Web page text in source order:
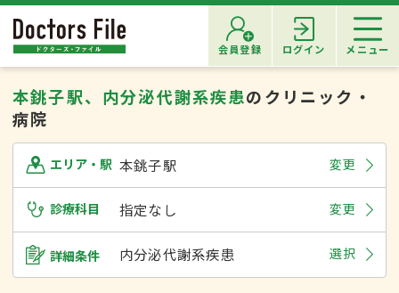
会員登録 ログイン メニュー
本銚子駅、内分泌代謝系疾患のクリニック・
病院
エリア・駅 本銚子駅 変更
診療科目 指定なし 変更
詳細条件 内分泌代謝系疾患 選択